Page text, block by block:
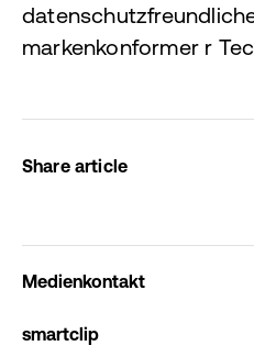
markenkonformer r
Share article
Medienkontakt
smartclip